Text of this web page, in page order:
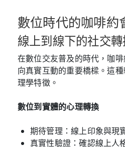
數位時代的咖啡約
線上到線下的社交轉
在數位交友普及的時代，咖
向真實互動的重要橋樑。這
理學特徵。
數位到實體的心理轉換
期待管理：線上印象與現
真實性驗證：確認線上人